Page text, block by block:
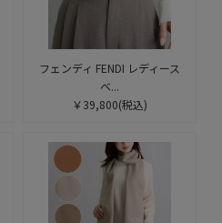
フェンディ FENDI レディース
ベ...
￥39,800(税込)